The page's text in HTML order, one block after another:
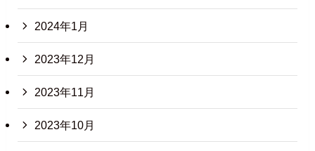
2024年1月
2023年12月
2023年11月
2023年10月